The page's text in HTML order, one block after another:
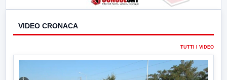
VIDEO CRONACA
TUTTI I VIDEO